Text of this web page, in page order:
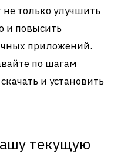
только улучшить
и повысить
приложений.
по шагам
и установить
текущую